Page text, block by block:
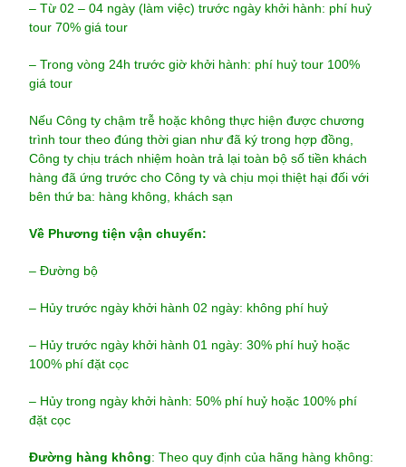
– Từ 02 – 04 ngày (làm việc) trước ngày khởi hành: phí huỷ
tour 70% giá tour
– Trong vòng 24h trước giờ khởi hành: phí huỷ tour 100%
giá tour
Nếu Công ty chậm trễ hoặc không thực hiện được chương
trình tour theo đúng thời gian như đã ký trong hợp đồng,
Công ty chịu trách nhiệm hoàn trả lại toàn bộ số tiền khách
hàng đã ứng trước cho Công ty và chịu mọi thiệt hại đối với
bên thứ ba: hàng không, khách sạn
Về Phương tiện vận chuyển:
– Đường bộ
– Hủy trước ngày khởi hành 02 ngày: không phí huỷ
– Hủy trước ngày khởi hành 01 ngày: 30% phí huỷ hoặc
100% phí đặt cọc
– Hủy trong ngày khởi hành: 50% phí huỷ hoặc 100% phí
đặt cọc
Đường hàng không: Theo quy định của hãng hàng không: